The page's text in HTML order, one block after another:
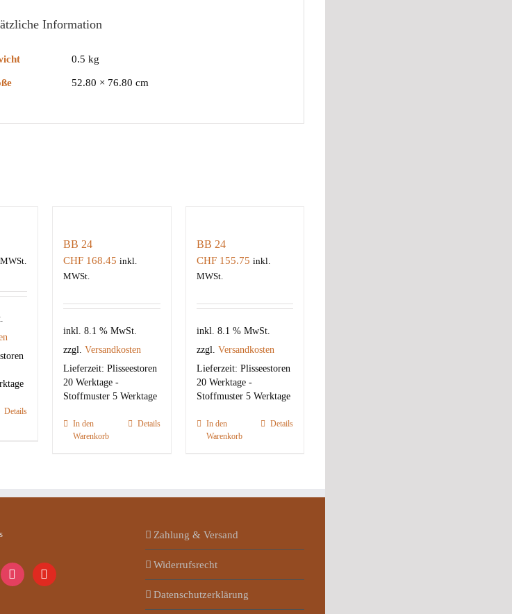
Information
0.5 kg
52.80 × 76.80 cm
Details
BB 24
CHF168.45 inkl.
MWSt.
inkl. 8.1 % MwSt.
zzgl. Versandkosten
Lieferzeit: Plisseestoren
20 Werktage -
Stoffmuster 5 Werktage
In den
Warenkorb
Details
BB 24
CHF155.75 inkl.
MWSt.
inkl. 8.1 % MwSt.
zzgl. Versandkosten
Lieferzeit: Plisseestoren
20 Werktage -
Stoffmuster 5 Werktage
In den
Warenkorb
Details
instagramyoutube
Zahlung & Versand
Widerrufsrecht
Datenschutzerklärung